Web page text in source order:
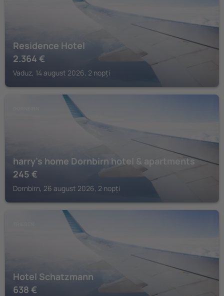
Residence Hotel
2.364 €
Vaduz, 14 august 2026, 2 nopți
harry’s home Dornbirn hotel & apartments
245 €
Dornbirn, 26 august 2026, 2 nopți
Hotel Schatzmann
638 €